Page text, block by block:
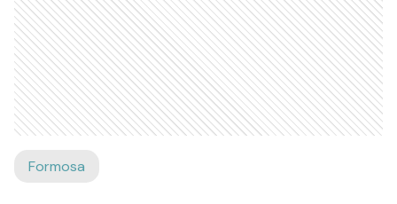
Formosa